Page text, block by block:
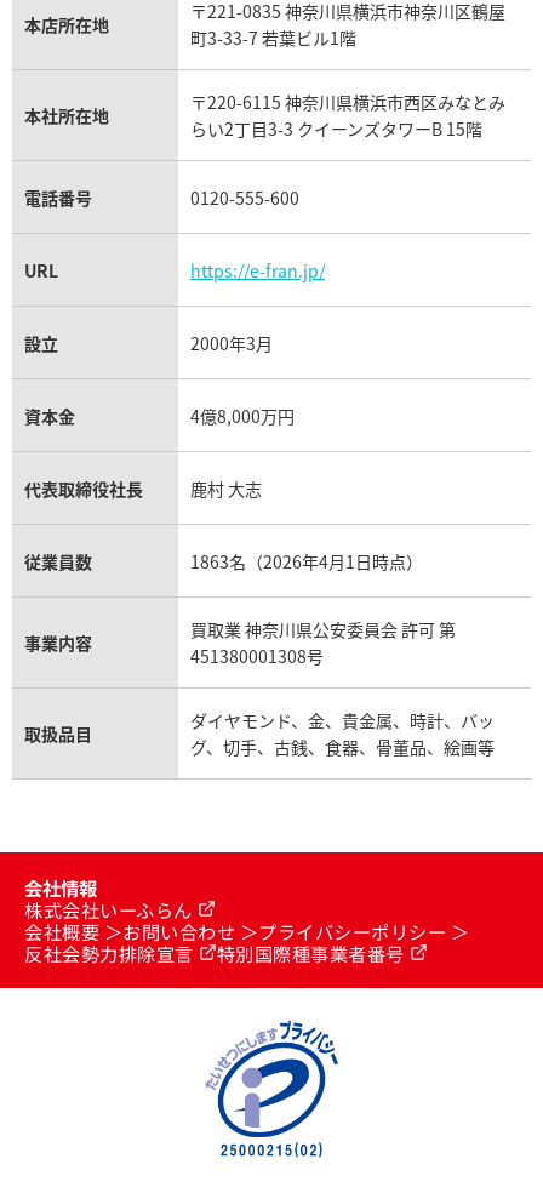
カルティエ買取
フランク ミュラー買取
リシャール・ミル買取
パネライ買取
チューダー（チュードル）買取
本店所在地
〒221-0835 神奈川県横浜市神奈川区鶴屋
町3-33-7 若葉ビル1階
本社所在地
〒220-6115 神奈川県横浜市西区みなとみ
らい2丁目3-3 クイーンズタワーB 15階
電話番号 0120-555-600
URL https://e-fran.jp/
設立 2000年3月
資本金 4億8,000万円
代表取締役社長 鹿村 大志
従業員数 1863名（2026年4月1日時点）
事業内容
買取業 神奈川県公安委員会 許可 第
451380001308号
取扱品目
ダイヤモンド、金、貴金属、時計、バッ
グ、切手、古銭、食器、骨董品、絵画等
会社情報
株式会社いーふらん
会社概要
お問い合わせ
プライバシーポリシー
反社会勢力排除宣言
特別国際種事業者番号